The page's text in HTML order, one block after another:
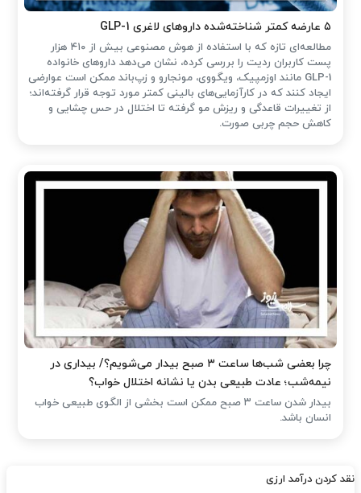
۵ عارضه کمتر شناخته‌شده داروهای لاغری GLP-1
مطالعه‌ای تازه که با استفاده از هوش مصنوعی بیش از ۴۱۰ هزار
پست کاربران ردیت را بررسی کرده، نشان می‌دهد داروهای خانواده
GLP-1 مانند اوزمپیک، ویگووی، مونجارو و زپ‌باند ممکن است عوارضی
ایجاد کنند که در کارآزمایی‌های بالینی کمتر مورد توجه قرار گرفته‌اند؛
از تغییرات قاعدگی و ریزش مو گرفته تا اختلال در حس چشایی و
کاهش حجم چربی صورت.
چرا بعضی شب‌ها ساعت ۳ صبح بیدار می‌شویم؟/ بیداری در
نیمه‌شب؛ عادت طبیعی بدن یا نشانه اختلال خواب؟
بیدار شدن ساعت ۳ صبح ممکن است بخشی از الگوی طبیعی خواب
انسان باشد.
نقد کردن درآمد ارزی